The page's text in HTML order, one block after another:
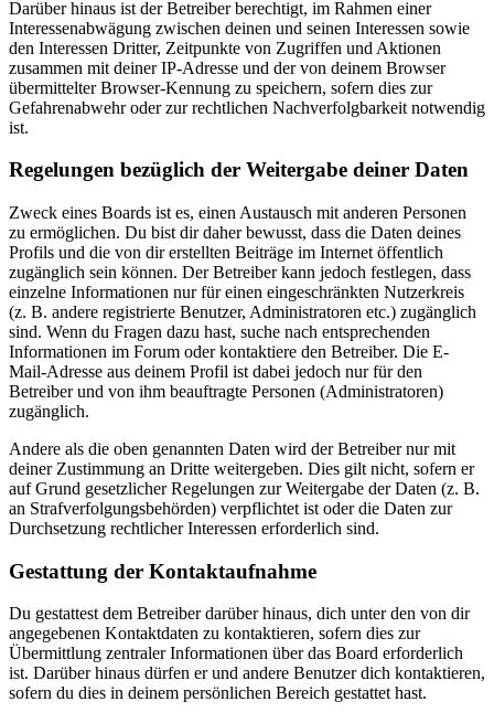
Darüber hinaus ist der Betreiber berechtigt, im Rahmen einer
Interessenabwägung zwischen deinen und seinen Interessen sowie
den Interessen Dritter, Zeitpunkte von Zugriffen und Aktionen
zusammen mit deiner IP-Adresse und der von deinem Browser
übermittelter Browser-Kennung zu speichern, sofern dies zur
Gefahrenabwehr oder zur rechtlichen Nachverfolgbarkeit notwendig
ist.
Regelungen bezüglich der Weitergabe deiner Daten
Zweck eines Boards ist es, einen Austausch mit anderen Personen
zu ermöglichen. Du bist dir daher bewusst, dass die Daten deines
Profils und die von dir erstellten Beiträge im Internet öffentlich
zugänglich sein können. Der Betreiber kann jedoch festlegen, dass
einzelne Informationen nur für einen eingeschränkten Nutzerkreis
(z. B. andere registrierte Benutzer, Administratoren etc.) zugänglich
sind. Wenn du Fragen dazu hast, suche nach entsprechenden
Informationen im Forum oder kontaktiere den Betreiber. Die E-
Mail-Adresse aus deinem Profil ist dabei jedoch nur für den
Betreiber und von ihm beauftragte Personen (Administratoren)
zugänglich.
Andere als die oben genannten Daten wird der Betreiber nur mit
deiner Zustimmung an Dritte weitergeben. Dies gilt nicht, sofern er
auf Grund gesetzlicher Regelungen zur Weitergabe der Daten (z. B.
an Strafverfolgungsbehörden) verpflichtet ist oder die Daten zur
Durchsetzung rechtlicher Interessen erforderlich sind.
Gestattung der Kontaktaufnahme
Du gestattest dem Betreiber darüber hinaus, dich unter den von dir
angegebenen Kontaktdaten zu kontaktieren, sofern dies zur
Übermittlung zentraler Informationen über das Board erforderlich
ist. Darüber hinaus dürfen er und andere Benutzer dich kontaktieren,
sofern du dies in deinem persönlichen Bereich gestattet hast.